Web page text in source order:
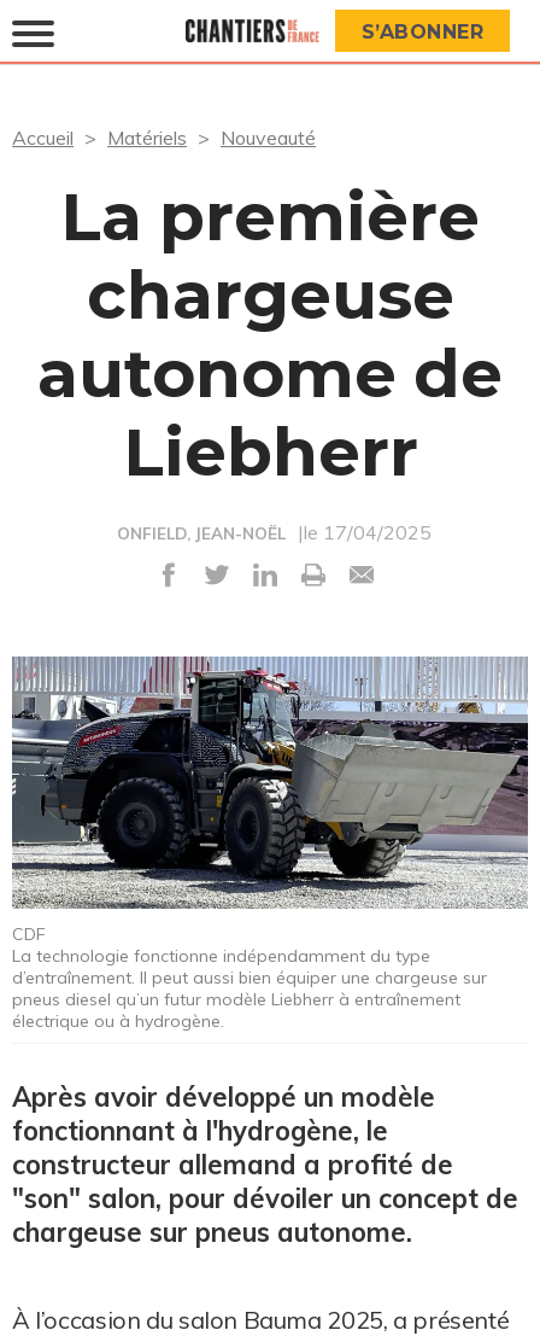
S’ABONNER
Accueil Matériels Nouveauté
La première
chargeuse
autonome de
Liebherr
ONFIELD, JEAN-NOËL |le 17/04/2025
CDF
La technologie fonctionne indépendamment du type
d’entraînement. Il peut aussi bien équiper une chargeuse sur
pneus diesel qu’un futur modèle Liebherr à entraînement
électrique ou à hydrogène.
Après avoir développé un modèle
fonctionnant à l'hydrogène, le
constructeur allemand a profité de
"son" salon, pour dévoiler un concept de
chargeuse sur pneus autonome.
À l’occasion du salon Bauma 2025, a présenté